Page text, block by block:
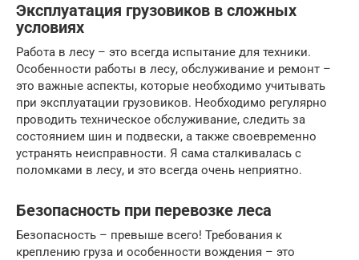
Эксплуатация грузовиков в сложных
условиях
Работа в лесу – это всегда испытание для техники.
Особенности работы в лесу, обслуживание и ремонт –
это важные аспекты, которые необходимо учитывать
при эксплуатации грузовиков. Необходимо регулярно
проводить техническое обслуживание, следить за
состоянием шин и подвески, а также своевременно
устранять неисправности. Я сама сталкивалась с
поломками в лесу, и это всегда очень неприятно.
Безопасность при перевозке леса
Безопасность – превыше всего! Требования к
креплению груза и особенности вождения – это